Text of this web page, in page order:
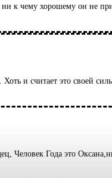
ни к чему хорошему он не
и считает это своей
Человек Года это